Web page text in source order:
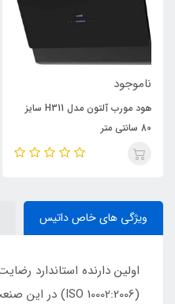
ناموجود
هود مورب آلتون مدل H311 سایز
80 سانتی متر
ویژگی های خاص داتیس
(10002:2006 ISO) در این صنعت